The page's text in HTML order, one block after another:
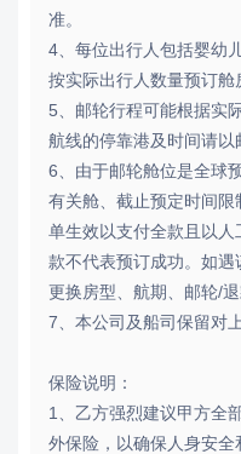
准。
4、每位出行人包括婴幼
按实际出行人数量预订舱
5、邮轮行程可能根据实
航线的停靠港及时间请以
6、由于邮轮舱位是全球
有关舱、截止预定时间
单生效以支付全款且以
款不代表预订成功。如
更换房型、航期、邮轮/
7、本公司及船司保留对
保险说明：
1、乙方强烈建议甲方全
外保险，以确保人身安